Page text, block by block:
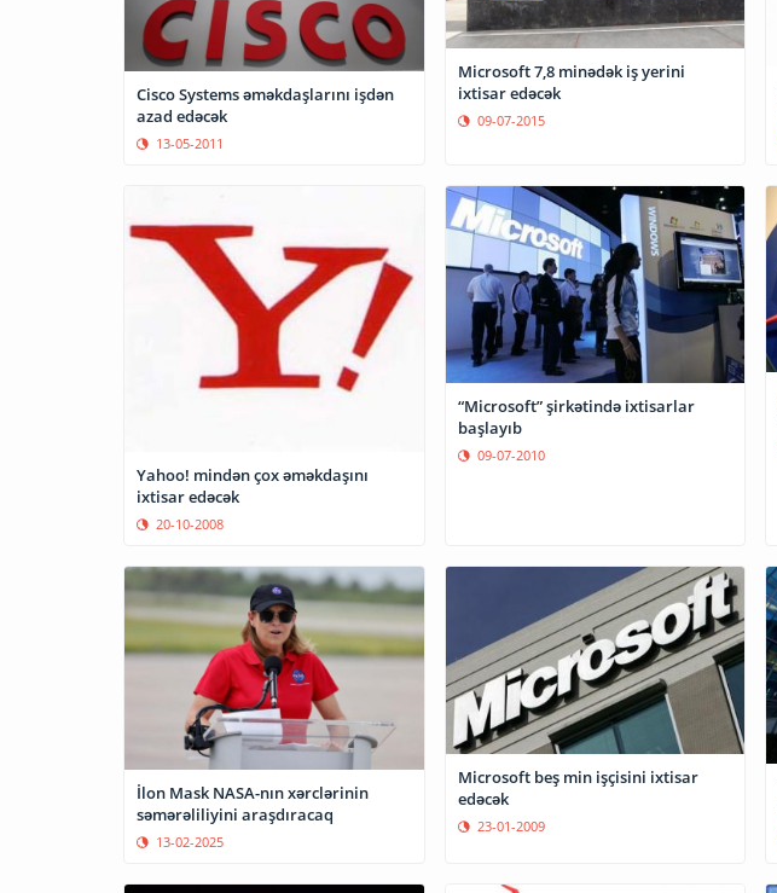
Cisco Systems əməkdaşlarını işdən
azad edəcək
13-05-2011
Microsoft 7,8 minədək iş yerini
ixtisar edəcək
09-07-2015
Yahoo! mindən çox əməkdaşını
ixtisar edəcək
20-10-2008
“Microsoft” şirkətində ixtisarlar
başlayıb
09-07-2010
İlon Mask NASA-nın xərclərinin
səmərəliliyini araşdıracaq
13-02-2025
Microsoft beş min işçisini ixtisar
edəcək
23-01-2009